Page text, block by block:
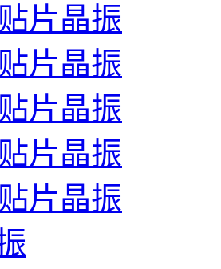
片晶振
片晶振
片晶振
片晶振
片晶振